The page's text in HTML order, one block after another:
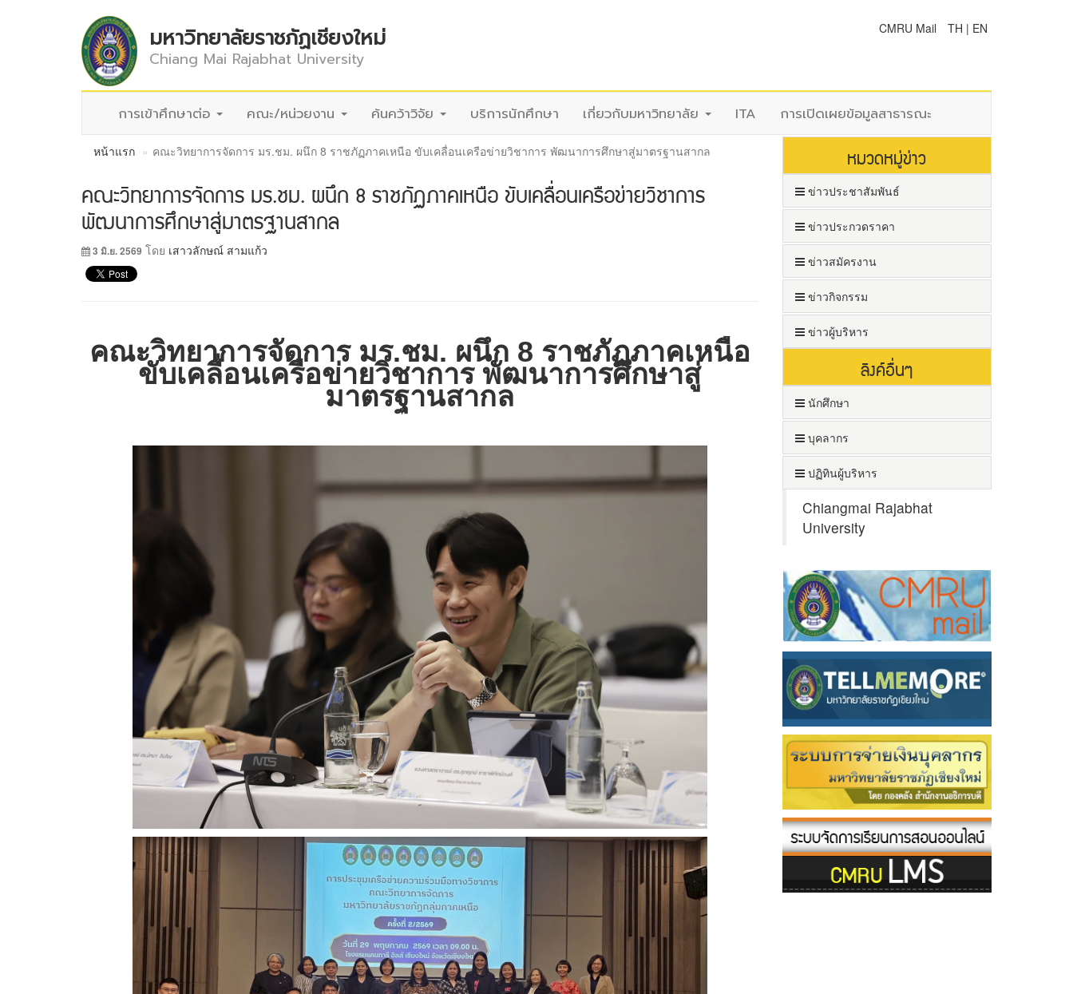
มหาวิทยาลัยราชภัฏเชียงใหม่
Chiang Mai Rajabhat University
CMRU Mail TH | EN
การเข้าศึกษาต่อ คณะ/หน่วยงาน ค้นคว้าวิจัย บริการนักศึกษา เกี่ยวกับมหาวิทยาลัย ITA การเปิดเผยข้อมูลสาธารณะ
หน้าแรก คณะวิทยาการจัดการ มร.ชม. ผนึก 8 ราชภัฏภาคเหนือ ขับเคลื่อนเครือข่ายวิชาการ พัฒนาการศึกษาสู่มาตรฐานสากล
คณะวิทยาการจัดการ มร.ชม. ผนึก 8 ราชภัฏภาคเหนือ ขับเคลื่อนเครือข่ายวิชาการ
พัฒนาการศึกษาสู่มาตรฐานสากล
3 มิ.ย. 2569 โดย เสาวลักษณ์ สามแก้ว
คณะวิทยาการจัดการ มร.ชม. ผนึก 8 ราชภัฏภาคเหนือ
ขับเคลื่อนเครือข่ายวิชาการ พัฒนาการศึกษาสู่
มาตรฐานสากล
หมวดหมู่ข่าว
ข่าวประชาสัมพันธ์
ข่าวประกวดราคา
ข่าวสมัครงาน
ข่าวกิจกรรม
ข่าวผู้บริหาร
ลิงค์อื่นๆ
นักศึกษา
บุคลากร
ปฏิทินผู้บริหาร
Chiangmai Rajabhat
University